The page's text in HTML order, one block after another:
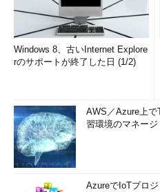
Windows 8、古いInternet Explore
rのサポートが終了した日 (1/2)
AWS／Azure上
習環境のマネー
AzureでIoTプロ